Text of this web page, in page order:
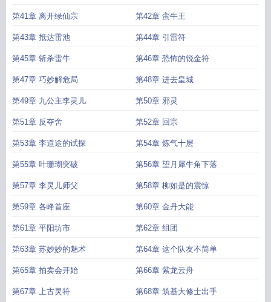
第41章 离开绿仙宗 第42章 蛮牛王
第43章 抵达雷池 第44章 引雷符
第45章 斩杀雷牛 第46章 恐怖的锐金符
第47章 巧妙解危局 第48章 进去皇城
第49章 九公主李灵儿 第50章 邪灵
第51章 反夺舍 第52章 回宗
第53章 李道途的试探 第54章 炼气十层
第55章 叶珊瑚突破 第56章 望月犀牛角下落
第57章 李灵儿师父 第58章 柳如是的震惊
第59章 各峰首座 第60章 金丹大能
第61章 平阳坊市 第62章 组团
第63章 苏妙妙的魅术 第64章 这个队友不简单
第65章 拍卖会开始 第66章 紫龙云舟
第67章 上古灵符 第68章 筑基大修士出手